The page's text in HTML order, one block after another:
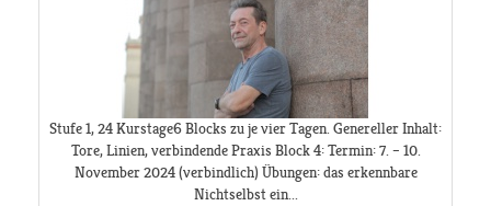
Stufe 1, 24 Kurstage6 Blocks zu je vier Tagen. Genereller Inhalt:
Tore, Linien, verbindende Praxis Block 4: Termin: 7. – 10.
November 2024 (verbindlich) Übungen: das erkennbare
Nichtselbst ein...